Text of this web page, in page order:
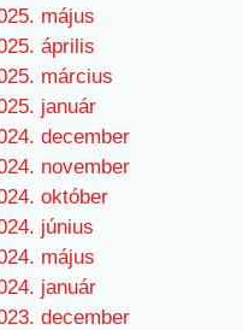
május
április
március
január
december
november
október
június
május
január
december